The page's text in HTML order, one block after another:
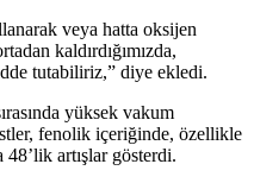
veya hatta oksijen
kaldırdığımızda,
tutabiliriz,” diye ekledi.
yüksek vakum
fenolik içeriğinde, özellikle
artışlar gösterdi.